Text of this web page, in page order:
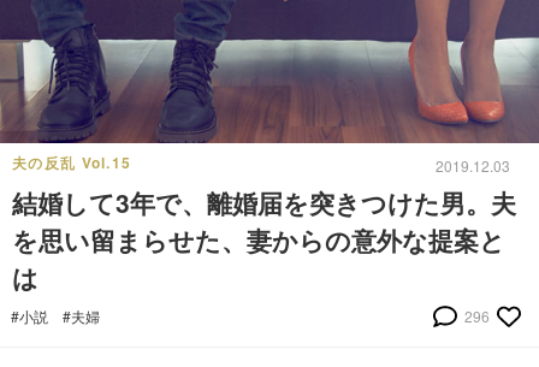
夫の反乱 Vol.15 2019.12.03
結婚して3年で、離婚届を突きつけた男。夫
を思い留まらせた、妻からの意外な提案と
は
#小説 #夫婦 296